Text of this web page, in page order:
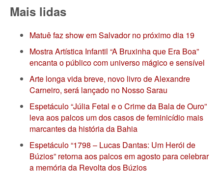
Mais lidas
Matuê faz show em Salvador no próximo dia 19
Mostra Artística Infantil “A Bruxinha que Era Boa”
encanta o público com universo mágico e sensível
Arte longa vida breve, novo livro de Alexandre
Carneiro, será lançado no Nosso Sarau
Espetáculo “Júlia Fetal e o Crime da Bala de Ouro”
leva aos palcos um dos casos de feminicídio mais
marcantes da história da Bahia
Espetáculo “1798 – Lucas Dantas: Um Herói de
Búzios” retorna aos palcos em agosto para celebrar
a memória da Revolta dos Búzios